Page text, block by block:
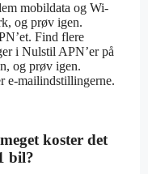
mobildata og Wi-
og prøv igen.
Find flere
i Nulstil APN’er på
og prøv igen.
e-mailindstillingerne.
koster det
bil?